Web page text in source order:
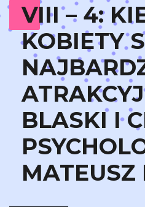
VIII – 4:
KOBIETY
BLASKI I
MATEUSZ